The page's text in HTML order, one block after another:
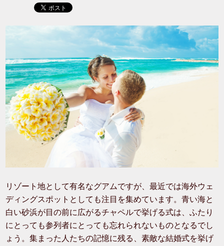
リゾート地として有名なグアムですが、最近では海外ウェ
ディングスポットとしても注目を集めています。青い海と
白い砂浜が目の前に広がるチャペルで挙げる式は、ふたり
にとっても参列者にとっても忘れられないものとなるでし
ょう。集まった人たちの記憶に残る、素敵な結婚式を挙げ